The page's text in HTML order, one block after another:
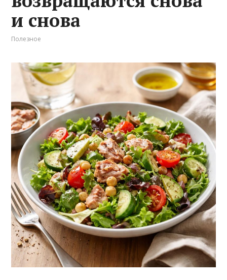
и снова
Полезное